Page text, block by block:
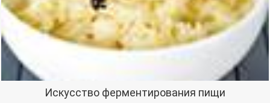
Искусство ферментирования пищи